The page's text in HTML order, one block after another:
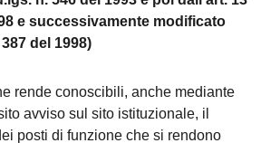
e successivamente modificato
del 1998)
rende conoscibili, anche mediante
avviso sul sito istituzionale, il
posti di funzione che si rendono